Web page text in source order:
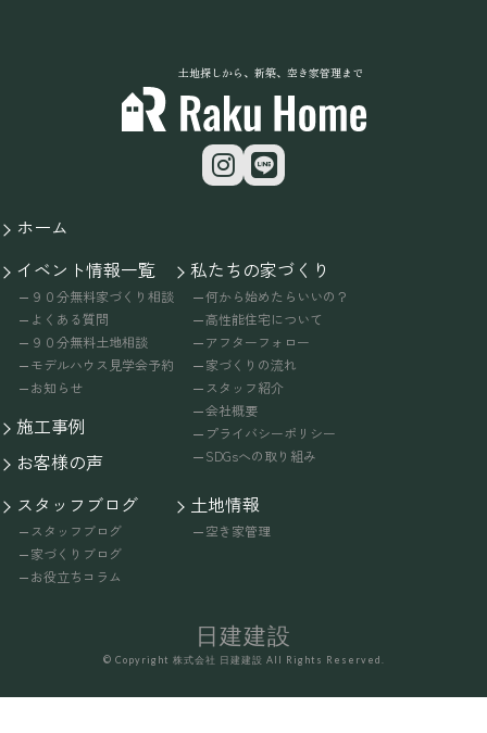
土地探しから、新築、空き家管理まで
ホーム
イベント情報一覧
９０分無料家づくり相談
よくある質問
９０分無料土地相談
モデルハウス見学会予約
お知らせ
施工事例
お客様の声
私たちの家づくり
何から始めたらいいの？
高性能住宅について
アフターフォロー
家づくりの流れ
スタッフ紹介
会社概要
プライバシーポリシー
SDGsへの取り組み
スタッフブログ
スタッフブログ
家づくりブログ
お役立ちコラム
土地情報
空き家管理
日建建設
© Copyright 株式会社 日建建設 All Rights Reserved.